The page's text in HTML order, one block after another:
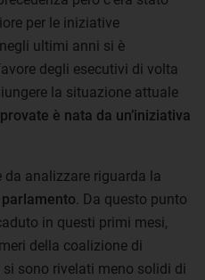
per le iniziative
ultimi anni si è
degli esecutivi di volta
la situazione attuale
è nata da un’iniziativa
analizzare riguarda la
. Da questo punto
in questi primi mesi,
della coalizione di
sono rivelati meno solidi di